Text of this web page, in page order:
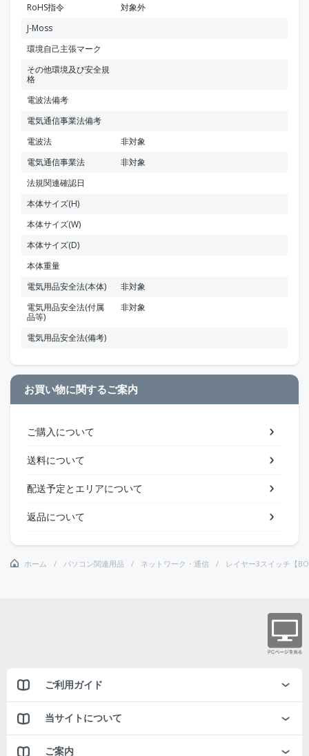
RoHS指令
対象外
J-Moss
環境自己主張マーク
その他環境及び安全規
格
電波法備考
電気通信事業法備考
電波法
非対象
電気通信事業法
非対象
法規関連確認日
本体サイズ(H)
本体サイズ(W)
本体サイズ(D)
本体重量
電気用品安全法(本体)
非対象
電気用品安全法(付属
品等)
非対象
電気用品安全法(備考)
お買い物に関するご案内
ご購入について
送料について
配送予定とエリアについて
返品について
ホーム パソコン関連用品 ネットワーク・通信 レイヤー3スイッチ【
ご利用ガイド
当サイトについて
ご案内